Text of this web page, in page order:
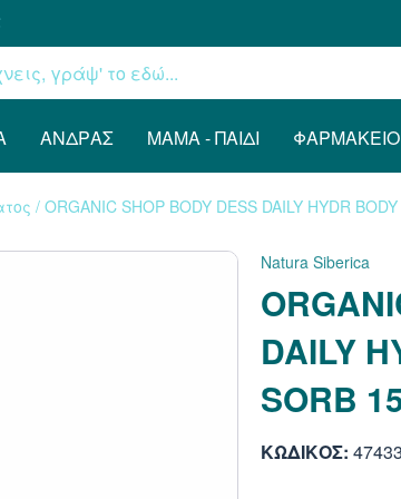
ΆΝΔΡΑΣ ΜΑΜΆ - ΠΑΙΔΊ ΦΑΡΜΑΚΕΊΟ
/ ORGANIC SHOP BODY DESS DAILY HYDR
Natura Siberica
DAILY
SORB
ΚΩΔΙΚΟΣ: